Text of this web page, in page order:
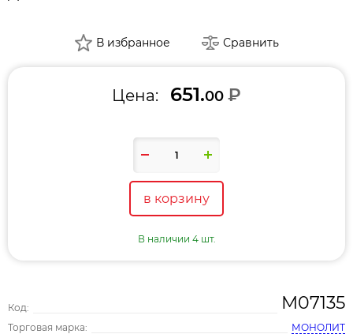
Код: М07135
Торговая марка:
МОНОЛИТ
В избранное Сравнить
Цена: 651.00 ₽
в корзину
В наличии 4 шт.